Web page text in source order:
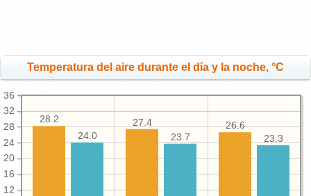
Temperatura del aire durante el día y la noche, °C
12
16
20
24
28
32
36
26.6
27.4
28.2
23.3
23.7
24.0